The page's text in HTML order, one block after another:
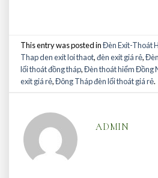
This entry was posted inĐèn Exit-Thoát
Thap den exit loi thaot,đèn exit giá rẻ,
lối thoát đồng tháp,Đèn thoát hiểm Đồng
exit giá rẻ,Đông Tháp đèn lối thoát giá rẻ.
ADMIN